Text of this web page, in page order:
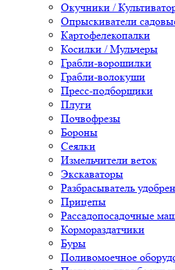
Окучники /
Опрыскиватели
Картофелекопалки
Косилки / Мульчеры
Грабли-ворошилки
Грабли-волокуши
Пресс-подборщики
Плуги
Почвофрезы
Бороны
Сеялки
Измельчители веток
Экскаваторы
Разбрасыватель
Прицепы
Рассадопосадочные
Кормораздатчики
Буры
Поливомоечное